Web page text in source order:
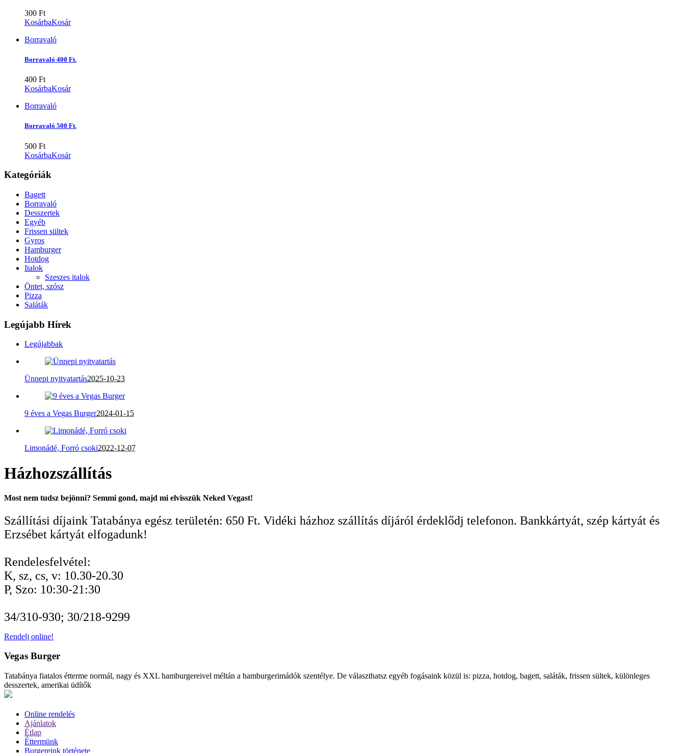
300 Ft
KosárbaKosár
Borravaló
Borravaló 400 Ft.
400 Ft
KosárbaKosár
Borravaló
Borravaló 500 Ft.
500 Ft
KosárbaKosár
Kategóriák
Bagett
Borravaló
Desszertek
Egyéb
Frissen sültek
Gyros
Hamburger
Hotdog
Italok
Szeszes italok
Öntet, szósz
Pizza
Saláták
Legújabb Hírek
Legújabbak
Ünnepi nyitvatartás2025-10-23
9 éves a Vegas Burger2024-01-15
Limonádé, Forró csoki2022-12-07
Házhozszállítás
Most nem tudsz bejönni? Semmi gond, majd mi elvisszük Neked Vegast!
Szállítási díjaink Tatabánya egész területén: 650 Ft. Vidéki házhoz szállítás díjáról érdeklődj telefonon. Bankkártyát, szép kártyát és
Erzsébet kártyát elfogadunk!
Rendelesfelvétel:
K, sz, cs, v: 10.30-20.30
P, Szo: 10:30-21:30
34/310-930; 30/218-9299
Rendelj online!
Vegas Burger
Tatabánya fiatalos étterme normál, nagy és XXL hamburgereivel méltán a hamburgerimádók szentélye. De választhatsz egyéb fogásaink közül is: pizza, hotdog, bagett, saláták, frissen sültek, különleges
desszertek, amerikai üdítők
Online rendelés
Ajánlatok
Étlap
Éttermünk
Burgereink története